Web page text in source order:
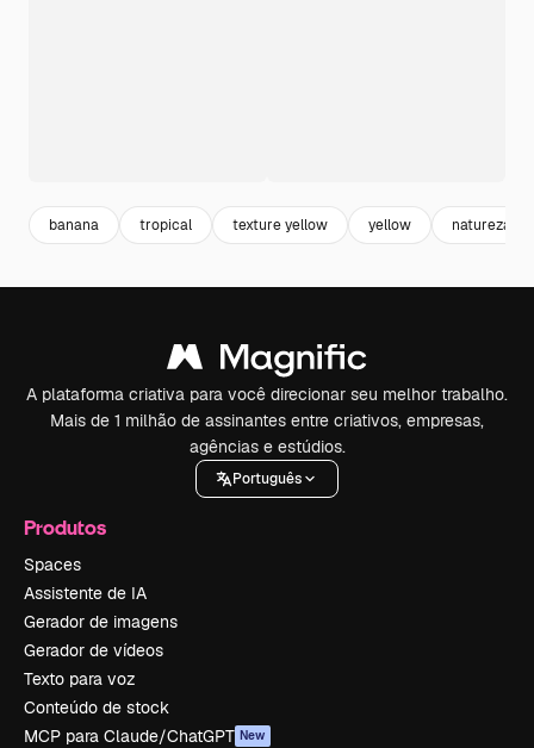
banana tropical texture yellow yellow natureza
A plataforma criativa para você direcionar seu melhor trabalho.
Mais de 1 milhão de assinantes entre criativos, empresas,
agências e estúdios.
Português
Produtos
Spaces
Assistente de IA
Gerador de imagens
Gerador de vídeos
Texto para voz
Conteúdo de stock
MCP para Claude/ChatGPT New